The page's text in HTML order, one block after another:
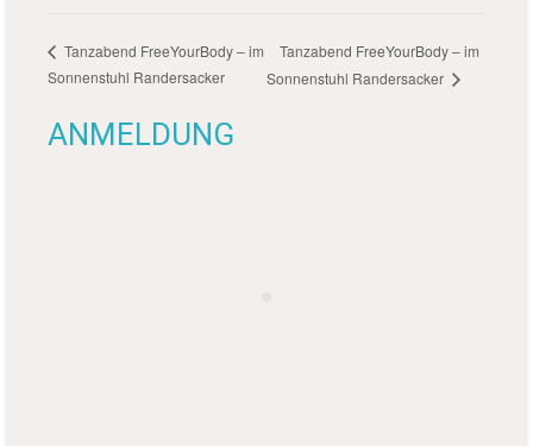
Tanzabend FreeYourBody – im
Sonnenstuhl Randersacker
Tanzabend FreeYourBody – im
Sonnenstuhl Randersacker
ANMELDUNG